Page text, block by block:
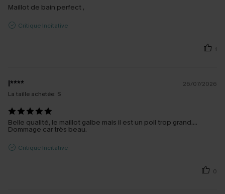
Maillot de bain perfect ,
Critique Incitative
1
l****
26/07/2026
La taille achetée: S
Belle qualité, le maillot galbe mais il est un poil trop grand....
Dommage car très beau.
Critique Incitative
0